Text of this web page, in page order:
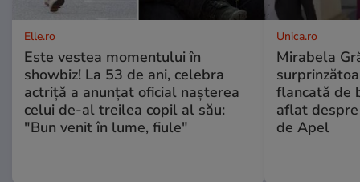
Elle.ro
Este vestea momentului în
showbiz! La 53 de ani, celebra
actriță a anunțat oficial nașterea
celui de-al treilea copil al său:
"Bun venit în lume, fiule"
Unica.ro
Mirabela
flancată de
aflat
de Apel